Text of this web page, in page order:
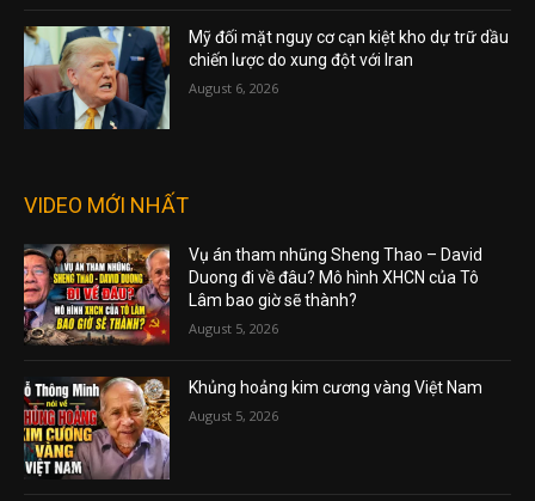
Mỹ đối mặt nguy cơ cạn kiệt kho dự trữ dầu
chiến lược do xung đột với Iran
August 6, 2026
VIDEO MỚI NHẤT
Vụ án tham nhũng Sheng Thao – David
Duong đi về đâu? Mô hình XHCN của Tô
Lâm bao giờ sẽ thành?
August 5, 2026
Khủng hoảng kim cương vàng Việt Nam
August 5, 2026